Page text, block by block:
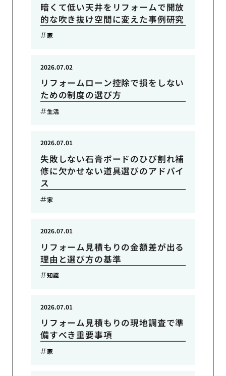
暗くて低い天井をリフォームで開放
的な吹き抜け空間に変えた事例研究
家
リフォームローン控除で損をしない
ための制度の選び方
2026.07.02
生活
失敗しない石膏ボードのひび割れ補
修に欠かせない道具選びのアドバイ
ス
2026.07.01
家
リフォーム見積もりの金額差が出る
理由と選び方の基準
2026.07.01
知識
リフォーム見積もりの現地調査で準
備すべき重要事項
2026.07.01
家